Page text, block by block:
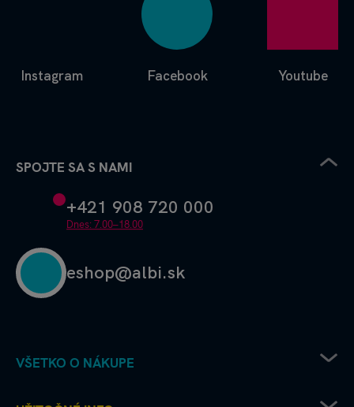
Facebook
Instagram Youtube
SPOJTE SA S NAMI
+421 908 720 000
Dnes: 7.00–18.00
eshop@albi.sk
VŠETKO O NÁKUPE